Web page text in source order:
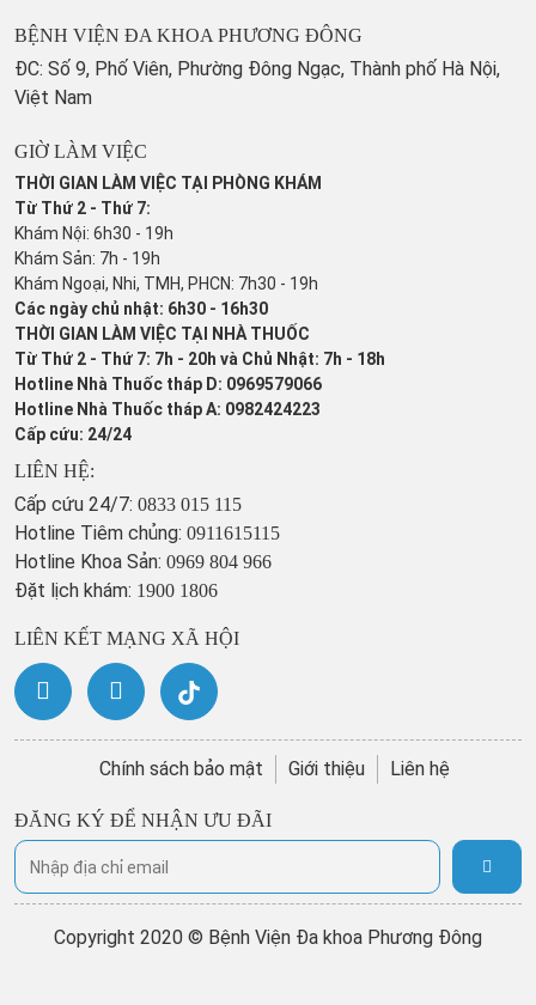
BỆNH VIỆN ĐA KHOA PHƯƠNG ĐÔNG
ĐC: Số 9, Phố Viên, Phường Đông Ngạc, Thành phố Hà Nội,
Việt Nam
GIỜ LÀM VIỆC
THỜI GIAN LÀM VIỆC TẠI PHÒNG KHÁM
Từ Thứ 2 - Thứ 7:
Khám Nội: 6h30 - 19h
Khám Sản: 7h - 19h
Khám Ngoại, Nhi, TMH, PHCN: 7h30 - 19h
Các ngày chủ nhật: 6h30 - 16h30
THỜI GIAN LÀM VIỆC TẠI NHÀ THUỐC
Từ Thứ 2 - Thứ 7: 7h - 20h và Chủ Nhật: 7h - 18h
Hotline Nhà Thuốc tháp D: 0969579066
Hotline Nhà Thuốc tháp A: 0982424223
Cấp cứu: 24/24
LIÊN HỆ:
Cấp cứu 24/7: 0833 015 115
Hotline Tiêm chủng: 0911615115
Hotline Khoa Sản: 0969 804 966
Đặt lịch khám: 1900 1806
LIÊN KẾT MẠNG XÃ HỘI
Chính sách bảo mật Giới thiệu Liên hệ
ĐĂNG KÝ ĐỂ NHẬN ƯU ĐÃI
Copyright 2020 © Bệnh Viện Đa khoa Phương Đông